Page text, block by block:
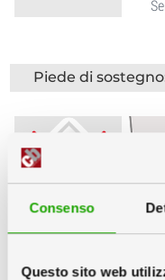
Consenso
Questo sito web
Piede di
Nessuno